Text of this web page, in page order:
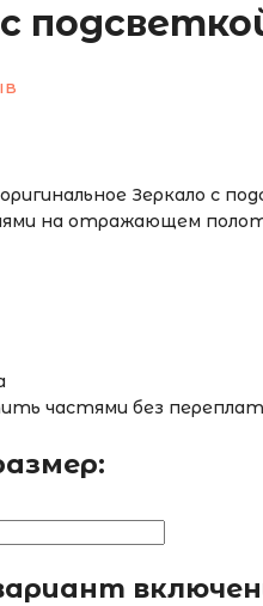
с
Зеркало с
на отражающем
частями без переплат